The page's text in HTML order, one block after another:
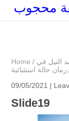
محجوب
Home / النيل في
حالة استثنائية
09/05/2021 |
Slide19